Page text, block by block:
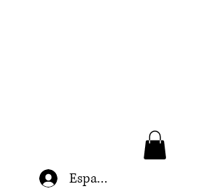
Espace membre